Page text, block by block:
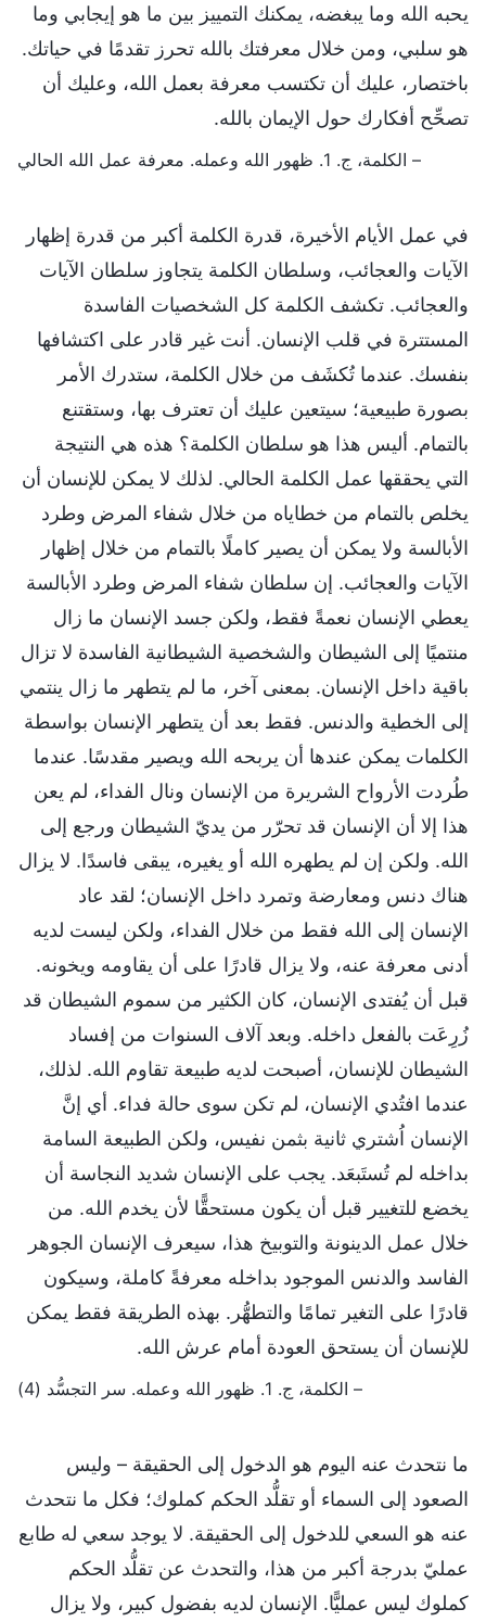
يحبه الله وما يبغضه، يمكنك التمييز بين ما هو إيجابي وما
هو سلبي، ومن خلال معرفتك بالله تحرز تقدمًا في حياتك.
باختصار، عليك أن تكتسب معرفة بعمل الله، وعليك أن
تصحِّح أفكارك حول الإيمان بالله.
– الكلمة، ج. 1. ظهور الله وعمله. معرفة عمل الله الحالي
في عمل الأيام الأخيرة، قدرة الكلمة أكبر من قدرة إظهار
الآيات والعجائب، وسلطان الكلمة يتجاوز سلطان الآيات
والعجائب. تكشف الكلمة كل الشخصيات الفاسدة
المستترة في قلب الإنسان. أنت غير قادر على اكتشافها
بنفسك. عندما تُكشَف من خلال الكلمة، ستدرك الأمر
بصورة طبيعية؛ سيتعين عليك أن تعترف بها، وستقتنع
بالتمام. أليس هذا هو سلطان الكلمة؟ هذه هي النتيجة
التي يحققها عمل الكلمة الحالي. لذلك لا يمكن للإنسان أن
يخلص بالتمام من خطاياه من خلال شفاء المرض وطرد
الأبالسة ولا يمكن أن يصير كاملًا بالتمام من خلال إظهار
الآيات والعجائب. إن سلطان شفاء المرض وطرد الأبالسة
يعطي الإنسان نعمةً فقط، ولكن جسد الإنسان ما زال
منتميًا إلى الشيطان والشخصية الشيطانية الفاسدة لا تزال
باقية داخل الإنسان. بمعنى آخر، ما لم يتطهر ما زال ينتمي
إلى الخطية والدنس. فقط بعد أن يتطهر الإنسان بواسطة
الكلمات يمكن عندها أن يربحه الله ويصير مقدسًا. عندما
طُردت الأرواح الشريرة من الإنسان ونال الفداء، لم يعن
هذا إلا أن الإنسان قد تحرّر من يديّ الشيطان ورجع إلى
الله. ولكن إن لم يطهره الله أو يغيره، يبقى فاسدًا. لا يزال
هناك دنس ومعارضة وتمرد داخل الإنسان؛ لقد عاد
الإنسان إلى الله فقط من خلال الفداء، ولكن ليست لديه
أدنى معرفة عنه، ولا يزال قادرًا على أن يقاومه ويخونه.
قبل أن يُفتدى الإنسان، كان الكثير من سموم الشيطان قد
زُرِعَت بالفعل داخله. وبعد آلاف السنوات من إفساد
الشيطان للإنسان، أصبحت لديه طبيعة تقاوم الله. لذلك،
عندما افتُدي الإنسان، لم تكن سوى حالة فداء. أي إنَّ
الإنسان اُشتري ثانية بثمن نفيس، ولكن الطبيعة السامة
بداخله لم تُستَبعَد. يجب على الإنسان شديد النجاسة أن
يخضع للتغيير قبل أن يكون مستحقًّا لأن يخدم الله. من
خلال عمل الدينونة والتوبيخ هذا، سيعرف الإنسان الجوهر
الفاسد والدنس الموجود بداخله معرفةً كاملة، وسيكون
قادرًا على التغير تمامًا والتطهُّر. بهذه الطريقة فقط يمكن
للإنسان أن يستحق العودة أمام عرش الله.
– الكلمة، ج. 1. ظهور الله وعمله. سر التجسُّد (4)
ما نتحدث عنه اليوم هو الدخول إلى الحقيقة – وليس
الصعود إلى السماء أو تقلُّد الحكم كملوك؛ فكل ما نتحدث
عنه هو السعي للدخول إلى الحقيقة. لا يوجد سعي له طابع
عمليّ بدرجة أكبر من هذا، والتحدث عن تقلُّد الحكم
كملوك ليس عمليًّا. الإنسان لديه بفضول كبير، ولا يزال